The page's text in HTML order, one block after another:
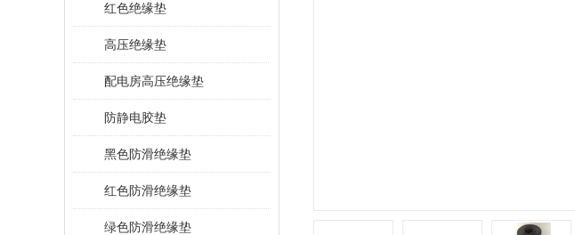
红色绝缘垫
高压绝缘垫
配电房高压绝缘垫
防静电胶垫
黑色防滑绝缘垫
红色防滑绝缘垫
绿色防滑绝缘垫